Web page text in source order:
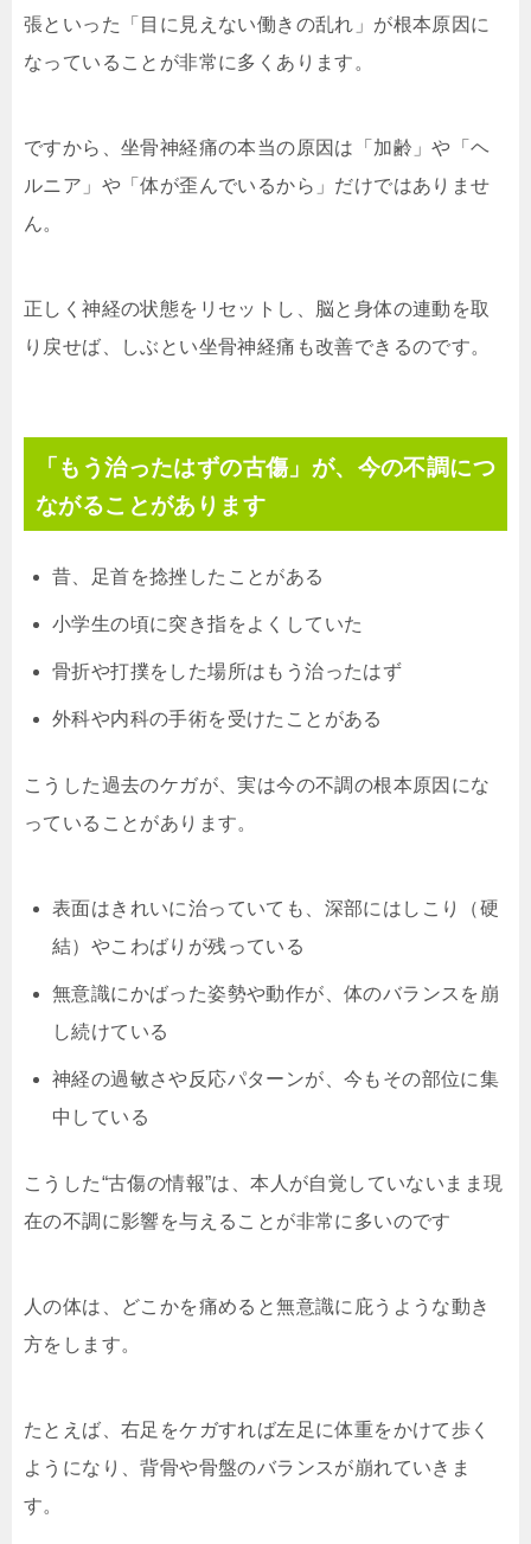
張といった「目に見えない働きの乱れ」が根本原因に
なっていることが非常に多くあります。
ですから、坐骨神経痛の本当の原因は「加齢」や「ヘ
ルニア」や「体が歪んでいるから」だけではありませ
ん。
正しく神経の状態をリセットし、脳と身体の連動を取
り戻せば、しぶとい坐骨神経痛も改善できるのです。
「もう治ったはずの古傷」が、今の不調につ
ながることがあります
昔、足首を捻挫したことがある
小学生の頃に突き指をよくしていた
骨折や打撲をした場所はもう治ったはず
外科や内科の手術を受けたことがある
こうした過去のケガが、実は今の不調の根本原因にな
っていることがあります。
表面はきれいに治っていても、深部にはしこり（硬
結）やこわばりが残っている
無意識にかばった姿勢や動作が、体のバランスを崩
し続けている
神経の過敏さや反応パターンが、今もその部位に集
中している
こうした“古傷の情報”は、本人が自覚していないまま現
在の不調に影響を与えることが非常に多いのです
人の体は、どこかを痛めると無意識に庇うような動き
方をします。
たとえば、右足をケガすれば左足に体重をかけて歩く
ようになり、背骨や骨盤のバランスが崩れていきま
す。